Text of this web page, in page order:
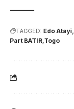
TAGGED: Edo Atayi
Part BATIR Togo